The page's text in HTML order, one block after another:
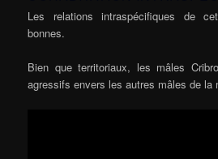
Les relations intraspécifiques de
bonnes.
Bien que territoriaux, les mâles
agressifs envers les autres mâles de la